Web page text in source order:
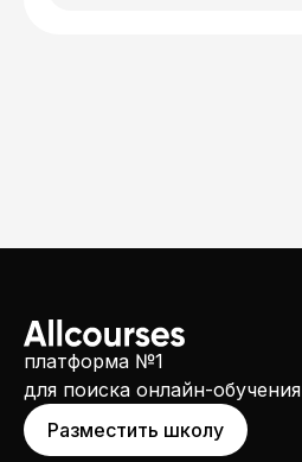
платформа №1
для поиска онлайн-обучения
Разместить школу